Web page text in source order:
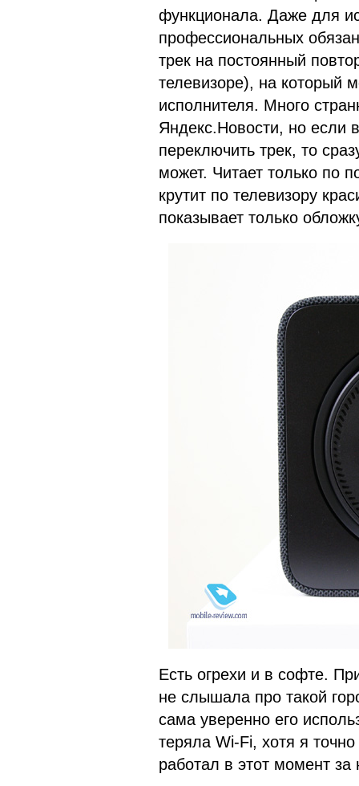
функционала. Даже для
профессиональных
трек на постоянный
телевизоре), на который
исполнителя. Много
Яндекс.Новости, но если
переключить трек, то
может. Читает только по
крутит по телевизору
показывает только
Есть огрехи и в софте.
не слышала про такой
сама уверенно его
теряла Wi-Fi, хотя я
работал в этот момент за